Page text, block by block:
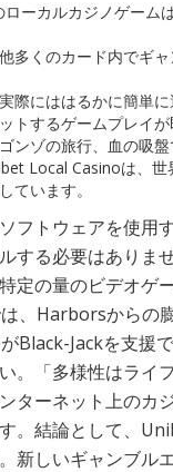
ーカルカジノゲーム
多くのカード内でギ
際にははるかに簡単
するゲームプレイが
ンゾの旅行、血の吸盤
Local Casinoは、世
ています。
フトウェアを使用
する必要はありま
定の量のビデオゲ
、Harborsからの
Black-Jackを支援
。「多様性はライ
ターネット上のカ
。結論として、
しいギャンブル